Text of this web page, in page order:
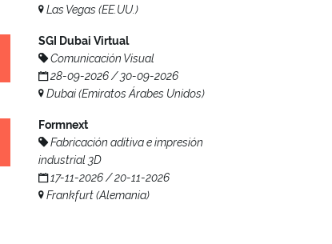
Las Vegas (EE.UU.)
SGI Dubai Virtual
Comunicación Visual
28-09-2026 / 30-09-2026
Dubai (Emiratos Árabes Unidos)
Formnext
Fabricación aditiva e impresión
industrial 3D
17-11-2026 / 20-11-2026
Frankfurt (Alemania)